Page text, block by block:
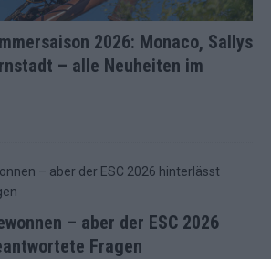
2026: Monaco, Sallys
– alle Neuheiten im
– aber der ESC 2026
Fragen